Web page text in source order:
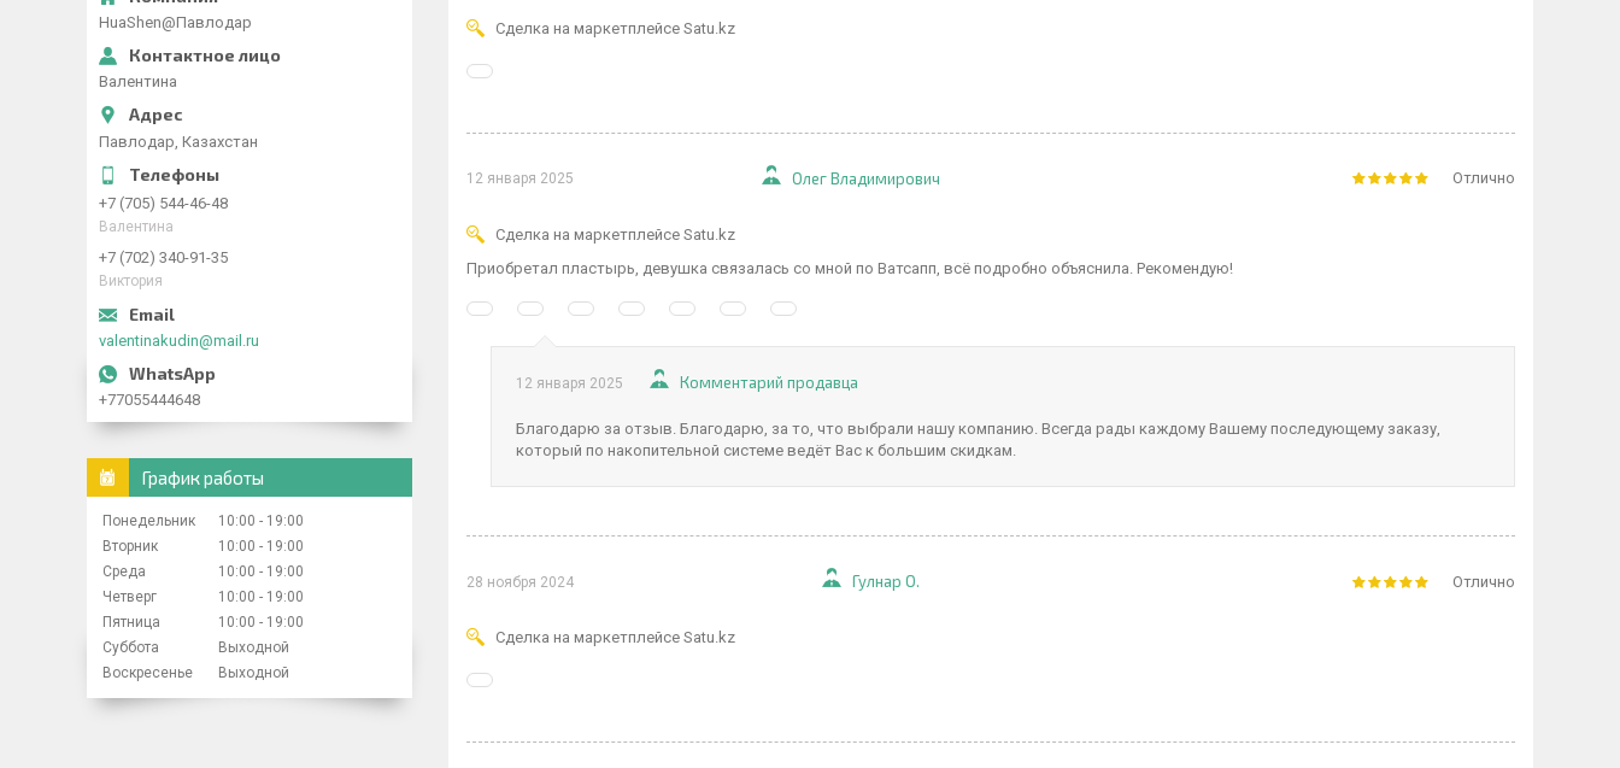
Сделка на маркетплейсе Satu.kz
12 января 2025 Олег Владимирович Отлично
Сделка на маркетплейсе Satu.kz
Приобретал пластырь, девушка связалась со мной по Ватсапп, всё подробно объяснила. Рекомендую!
12 января 2025 Комментарий продавца
Благодарю за отзыв. Благодарю, за то, что выбрали нашу компанию. Всегда рады каждому Вашему последующему заказу,
который по накопительной системе ведёт Вас к большим скидкам.
28 ноября 2024 Гулнар О. Отлично
Сделка на маркетплейсе Satu.kz
HuaShen@Павлодар
Валентина
Павлодар, Казахстан
+7 (705) 544-46-48
Валентина
+7 (702) 340-91-35
Виктория
valentinakudin@mail.ru
+77055444648
График работы
Понедельник 10:00
19:00
Вторник
10:00
19:00
Среда
10:00
19:00
Четверг
10:00
19:00
Пятница
10:00
19:00
Суббота
Выходной
Воскресенье
Выходной